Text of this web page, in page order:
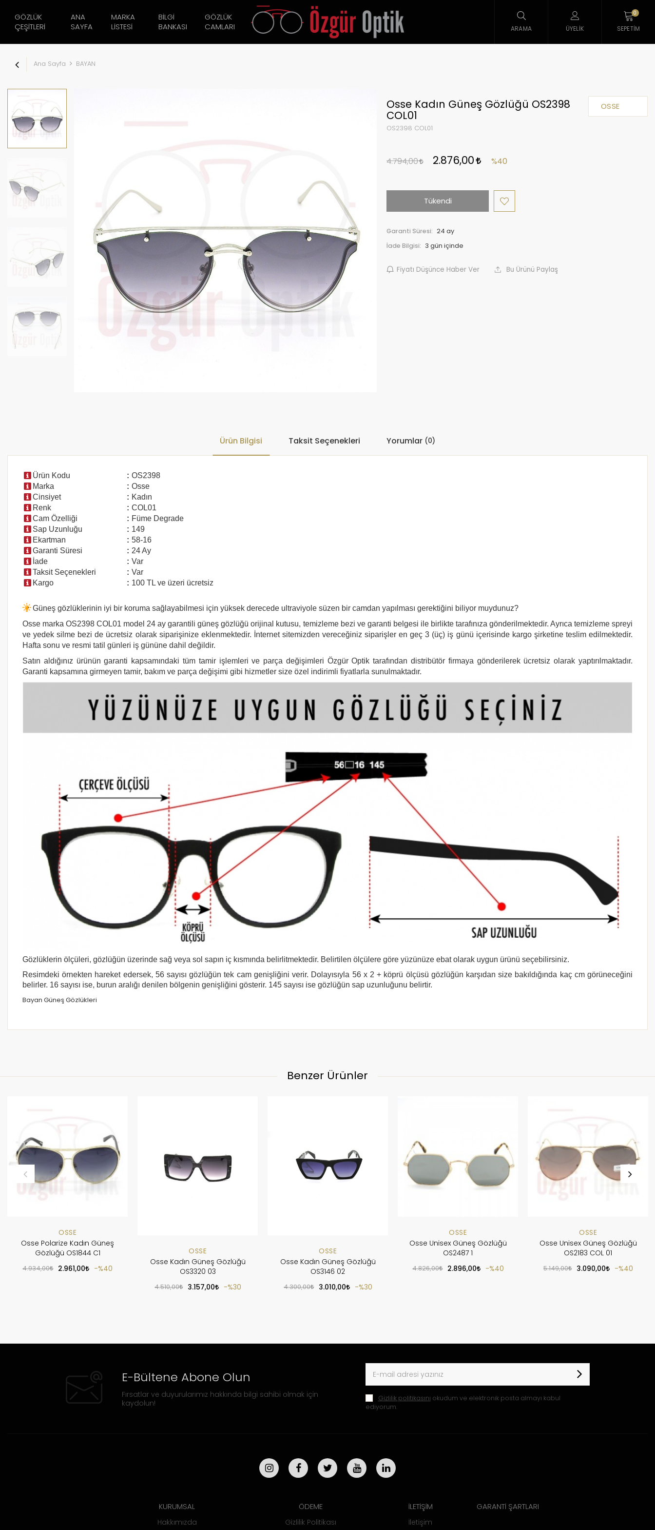
GÖZLÜK
ÇEŞITLERI
ANA
SAYFA
MARKA
LISTESI
BILGI
BANKASI
GÖZLÜK
CAMLARI
ARAMA ÜYELIK
0
SEPETIM
Ana Sayfa BAYAN
OSSE
Osse Kadın Güneş Gözlüğü OS2398
COL01
OS2398 COL01
4.794,00 2.876,00 %40
Tükendi
Garanti Süresi: 24 ay
İade Bilgisi:
Fiyatı Düşünce Haber Ver Bu Ürünü Paylaş
Ürün Bilgisi Taksit Seçenekleri Yorumlar (0)
Ürün Kodu : OS2398
Marka
: Osse
Cinsiyet
: Kadın
Renk
: COL01
Cam Özelliği
: Füme Degrade
Sap Uzunluğu
: 149
Ekartman
: 58-16
Garanti Süresi
: 24 Ay
İade
: Var
Taksit Seçenekleri
: Var
Kargo
: 100 TL ve üzeri ücretsiz
Güneş gözlüklerinin iyi bir koruma sağlayabilmesi için yüksek derecede ultraviyole süzen bir camdan yapılması gerektiğini biliyor muydunuz?
Osse markaOS2398 COL01 model 24 ay garantili güneş gözlüğü orijinal kutusu, temizleme bezi ve garanti belgesi ile birlikte tarafınıza gönderilmektedir. Ayrıca temizleme spreyi
ve yedek silme bezi de ücretsiz olarak siparişinize eklenmektedir. İnternet sitemizden vereceğiniz siparişler en geç 3 (üç) iş günü içerisinde kargo şirketine teslim edilmektedir.
Hafta sonu ve resmi tatil günleri iş gününe dahil değildir.
Satın aldığınız ürünün garanti kapsamındaki tüm tamir işlemleri ve parça değişimleri Özgür Optik tarafından distribütör firmaya gönderilerek ücretsiz olarak yaptırılmaktadır.
Garanti kapsamına girmeyen tamir, bakım ve parça değişimi gibi hizmetler size özel indirimli fiyatlarla sunulmaktadır.
Gözlüklerin ölçüleri, gözlüğün üzerinde sağ veya sol sapın iç kısmında belirlitmektedir. Belirtilen ölçülere göre yüzünüze ebat olarak uygun ürünü seçebilirsiniz.
Resimdeki örnekten hareket edersek, 56 sayısı gözlüğün tek cam genişliğini verir. Dolayısıyla 56 x 2 + köprü ölçüsü gözlüğün karşıdan size bakıldığında kaç cm görüneceğini
belirler. 16 sayısı ise, burun aralığı denilen bölgenin genişliğini gösterir. 145 sayısı ise gözlüğün sap uzunluğunu belirtir.
Bayan Güneş Gözlükleri
Benzer Ürünler
OSSE
Osse Polarize Kadın Güneş
Gözlüğü OS1844 C1
4.934,00 2.961,00 %40
OSSE
Osse Kadın Güneş Gözlüğü
OS3320 03
4.510,00 3.157,00 %30
OSSE
Osse Kadın Güneş Gözlüğü
OS3146 02
4.300,00 3.010,00 %30
OSSE
Osse Unisex Güneş Gözlüğü
OS2487 1
4.826,00 2.896,00 %40
OSSE
Osse Unisex Güneş Gözlüğü
OS2183 COL 01
5.149,00 3.090,00 %40
E-Bültene Abone Olun
Fırsatlar ve duyurularımız hakkında bilgi sahibi olmak için
kaydolun!
Gizlilik politikasını okudum ve elektronik posta almayı kabul
ediyorum.
KURUMSAL
Hakkımızda
ÖDEME
Gizlilik Politikası
İLETİŞİM
İletişim
GARANTİ ŞARTLARI